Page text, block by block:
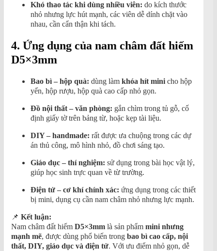
Khó thao tác khi dùng nhiều viên: do kích thước
nhỏ nhưng lực hút mạnh, các viên dễ dính chặt vào
nhau, cần cẩn thận khi tách.
4. Ứng dụng của nam châm đất hiếm
D5×3mm
Bao bì – hộp quà: dùng làm khóa hít mini cho hộp
yến, hộp rượu, hộp quà cao cấp nhỏ gọn.
Đồ nội thất – văn phòng: gắn chìm trong tủ gỗ, cố
định giấy tờ trên bảng từ, hoặc kẹp tài liệu.
DIY – handmade: rất được ưa chuộng trong các dự
án thủ công, mô hình nhỏ, đồ chơi sáng tạo.
Giáo dục – thí nghiệm: sử dụng trong bài học vật lý,
giúp học sinh trực quan về từ trường.
Điện tử – cơ khí chính xác: ứng dụng trong các thiết
bị mini, dụng cụ cần nam châm nhỏ nhưng lực mạnh.
📌 Kết luận:
Nam châm đất hiếm D5×3mm là sản phẩm mini nhưng
mạnh mẽ, được dùng phổ biến trong bao bì cao cấp, nội
thất, DIY, giáo dục và điện tử. Với ưu điểm nhỏ gọn, dễ